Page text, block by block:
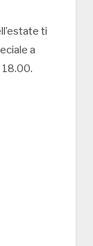
ti
a
18.00.